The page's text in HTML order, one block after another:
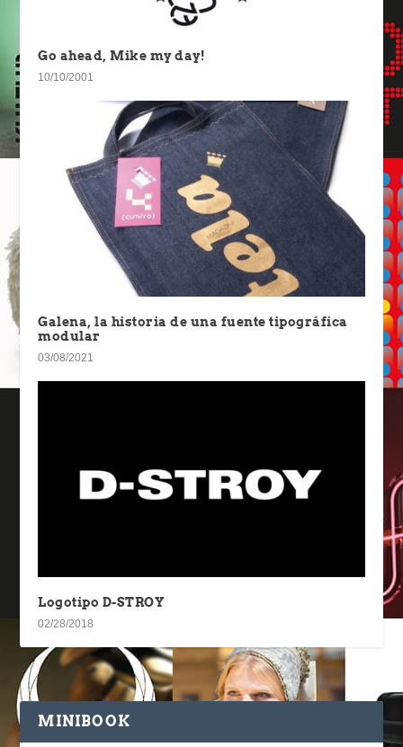
Go ahead, Mike my day!
10/10/2001
Galena, la historia de una fuente tipográfica
modular
03/08/2021
Logotipo D-STROY
02/28/2018
MINIBOOK